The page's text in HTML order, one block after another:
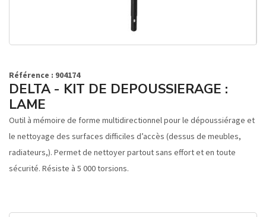
Référence : 904174
DELTA - KIT DE DEPOUSSIERAGE :
LAME
Outil à mémoire de forme multidirectionnel pour le dépoussiérage et
le nettoyage des surfaces difficiles d’accès (dessus de meubles,
radiateurs,). Permet de nettoyer partout sans effort et en toute
sécurité. Résiste à 5 000 torsions.